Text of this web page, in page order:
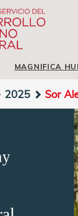
MAGNIFICA
2025 Sor